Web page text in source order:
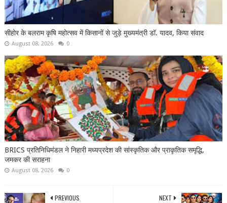
सीहोर के बलराम कृषि महोत्सव में किसानों से जुड़े मुख्यमंत्री डॉ. यादव, किया संवाद
August 08, 2026 0
BRICS प्रतिनिधिमंडल ने निहारी मध्यप्रदेश की सांस्कृतिक और प्राकृतिक समृद्धि,
जमकर की सराहना
August 08, 2026 0
NEXT
PREVIOUS